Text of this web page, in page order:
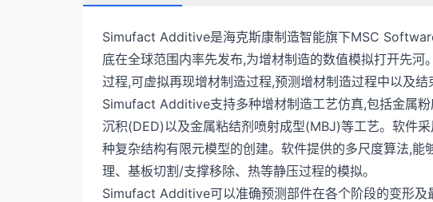
Simufact Additive是海克斯康制造智能旗下MSC
底在全球范围内率先发布,为增材制造的数值模拟打开先
过程,可虚拟再现增材制造过程,预测增材制造过程中以及结
Simufact Additive支持多种增材制造工艺仿真,包括金属
沉积(DED)以及金属粘结剂喷射成型(MBJ)等工艺。软件
种复杂结构有限元模型的创建。软件提供的多尺度算法,能
理、基板切割/支撑移除、热等静压过程的模拟。
Simufact Additive可以准确预测部件在各个阶段的变形及